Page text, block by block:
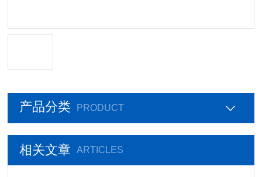
产品分类 PRODUCT
相关文章 ARTICLES